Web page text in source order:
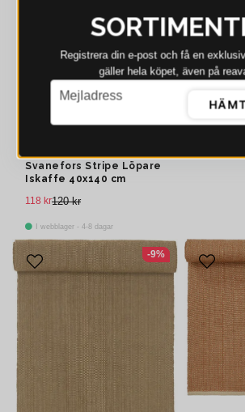
Svanefors Stripe Löpare
Iskaffe 40x140 cm
120 kr
118 kr
I webblager - 4-8 dagar
I
-9%
Registrera din e‑post och få en
gäller hela köpet, även på
email
Mejladress